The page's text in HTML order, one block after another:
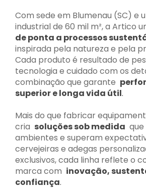
Com sede em Blumenau (SC) e
industrial de 60 mil m², a Artico
de ponta a processos
inspirada pela natureza e pela
Cada produto é resultado de
tecnologia e cuidado com os
combinação que garante
superior e longa vida útil.
Mais do que fabricar
cria soluções sob medida
ambientes e superam
cervejeiras e adegas
exclusivos, cada linha reflete o
marca com inovação,
confiança.